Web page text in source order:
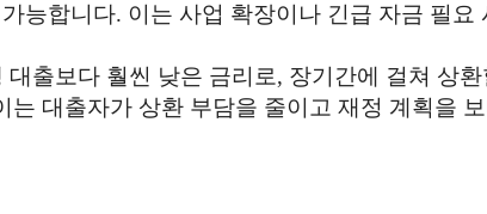
능합니다. 이는 사업 확장이나 긴급 자금 필
출보다 훨씬 낮은 금리로, 장기간에 걸쳐 상
대출자가 상환 부담을 줄이고 재정 계획을